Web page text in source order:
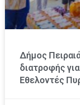
Δήμος
διατροφής
Εθελοντές